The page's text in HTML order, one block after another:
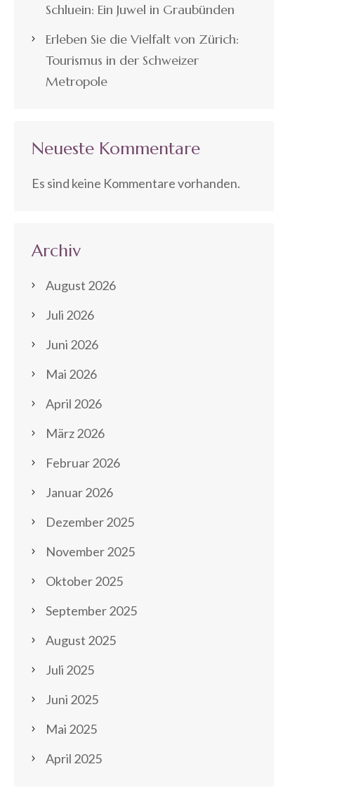
Schluein: Ein Juwel in Graubünden
Erleben Sie die Vielfalt von Zürich:
Tourismus in der Schweizer
Metropole
Neueste Kommentare
Es sind keine Kommentare vorhanden.
Archiv
August 2026
Juli 2026
Juni 2026
Mai 2026
April 2026
März 2026
Februar 2026
Januar 2026
Dezember 2025
November 2025
Oktober 2025
September 2025
August 2025
Juli 2025
Juni 2025
Mai 2025
April 2025